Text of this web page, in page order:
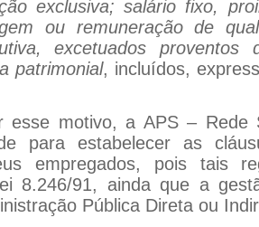
exclusiva; salário fixo,
ou remuneração de
excetuados proventos
patrimonial, incluídos,
a APS – Rede
para estabelecer as
empregados, pois tais
8.246/91, ainda que a
Pública Direta ou